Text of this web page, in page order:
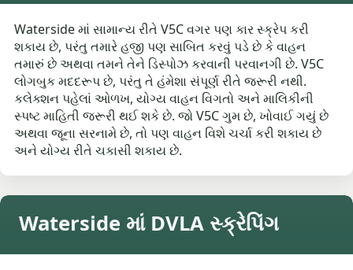
Waterside માં સામાન્ય રીતે V5C વગર પણ કાર સ્ક્રેપ કરી
શકાય છે, પરંતુ તમારે હજી પણ સાબિત કરવું પડે છે કે વાહન
તમારું છે અથવા તમને તેને ડિસ્પોઝ કરવાની પરવાનગી છે. V5C
લોગબુક મદદરૂપ છે, પરંતુ તે હંમેશા સંપૂર્ણ રીતે જરૂરી નથી.
કલેક્શન પહેલાં ઓળખ, યોગ્ય વાહન વિગતો અને માલિકીની
સ્પષ્ટ માહિતી જરૂરી થઈ શકે છે. જો V5C ગુમ છે, ખોવાઈ ગયું છે
અથવા જૂના સરનામે છે, તો પણ વાહન વિશે ચર્ચા કરી શકાય છે
અને યોગ્ય રીતે ચકાસી શકાય છે.
Waterside માં DVLA સ્ક્રેપિંગ